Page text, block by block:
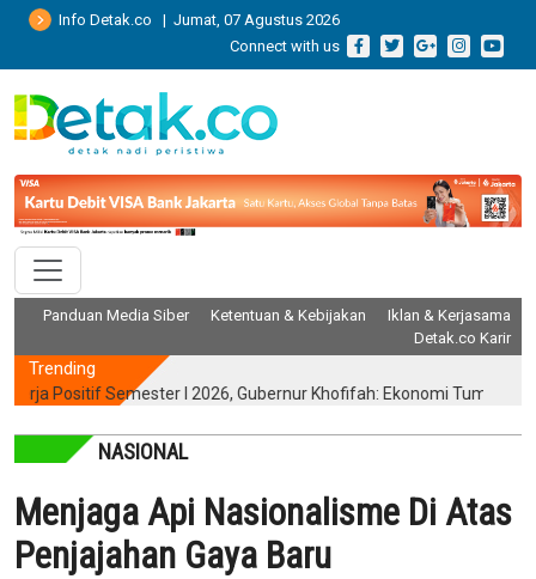
Info Detak.co | Jumat, 07 Agustus 2026
Connect with us
Panduan Media Siber Ketentuan & Kebijakan
Iklan & Kerjasama
Detak.co Karir
Trending
Semester I 2026, Gubernur Khofifah: Ekonomi Tumbuh
NASIONAL
Menjaga Api Nasionalisme Di Atas
Penjajahan Gaya Baru